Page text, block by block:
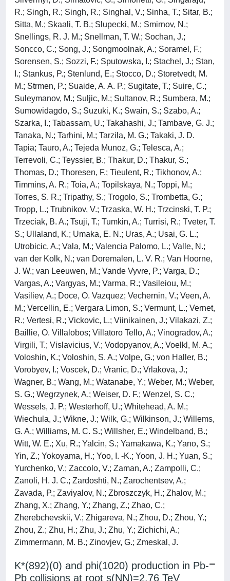
K*(892)(0) and phi(1020) production in Pb-
Pb collisions at root s(NN)=2.76 TeV